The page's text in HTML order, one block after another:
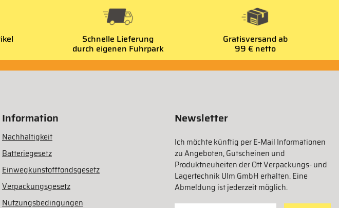
Schnelle Lieferung
durch eigenen Fuhrpark
Gratisversand ab
99 € netto
Information
Nachhaltigkeit
Batteriegesetz
Einwegkunstofffondsgesetz
Verpackungsgesetz
Nutzungsbedingungen
Newsletter
Ich möchte künftig per E-Mail Informationen
zu Angeboten, Gutscheinen und
Produktneuheiten der Ott Verpackungs- und
Lagertechnik Ulm GmbH erhalten. Eine
Abmeldung ist jederzeit möglich.